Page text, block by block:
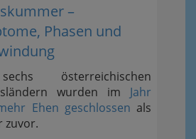
–
Phasen und
österreichischen
wurden im Jahr
Ehen geschlossen als
zuvor.